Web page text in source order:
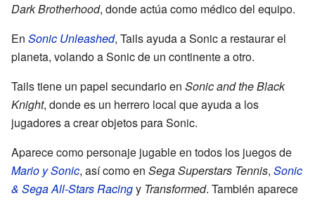
Dark Brotherhood, donde actúa como médico del equipo.
En Sonic Unleashed, Tails ayuda a Sonic a restaurar el
planeta, volando a Sonic de un continente a otro.
Tails tiene un papel secundario en Sonic and the Black
Knight, donde es un herrero local que ayuda a los
jugadores a crear objetos para Sonic.
Aparece como personaje jugable en todos los juegos de
Mario y Sonic, así como en Sega Superstars Tennis, Sonic
& Sega All-Stars Racingy Transformed. También aparece